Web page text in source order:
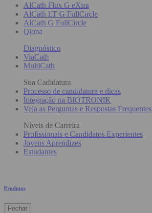
AlCath Flux G eXtra
AlCath LT G FullCircle
AlCath G FullCircle
Qiona
Diagnóstico
ViaCath
MultiCath
Sua Cadidatura
Processo de candidatura e dicas
Integração na BIOTRONIK
Veja as Perguntas e Respostas Frequentes
Níveis de Carreira
Profissionais e Candidatos Experientes
Jovens Aprendizes
Estudantes
Produtos
Fechar